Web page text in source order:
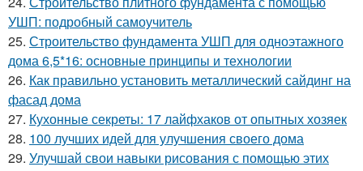
УШП: подробный самоучитель
25. Строительство фундамента УШП для одноэтажного
дома 6,5*16: основные принципы и технологии
26. Как правильно установить металлический сайдинг на
фасад дома
27. Кухонные секреты: 17 лайфхаков от опытных хозяек
28. 100 лучших идей для улучшения своего дома
29. Улучшай свои навыки рисования с помощью этих